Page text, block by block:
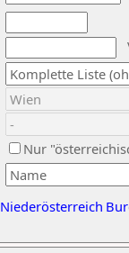
Nur
Niederösterreich